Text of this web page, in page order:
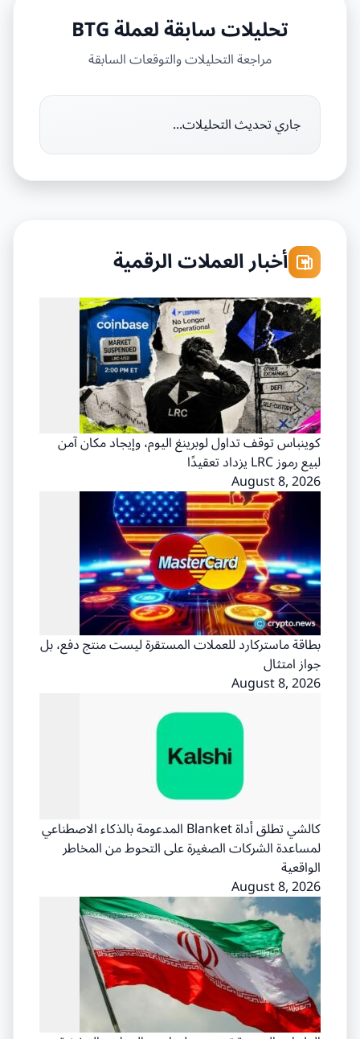
تحليلات سابقة لعملة BTG
مراجعة التحليلات والتوقعات السابقة
جاري تحديث التحليلات...
أخبار العملات الرقمية
كوينباس توقف تداول لوبرينغ اليوم، وإيجاد مكان آمن
لبيع رموز LRC يزداد تعقيدًا
August 8, 2026
بطاقة ماستركارد للعملات المستقرة ليست منتج دفع، بل
جواز امتثال
August 8, 2026
كالشي تطلق أداة Blanket المدعومة بالذكاء الاصطناعي
لمساعدة الشركات الصغيرة على التحوط من المخاطر
الواقعية
August 8, 2026